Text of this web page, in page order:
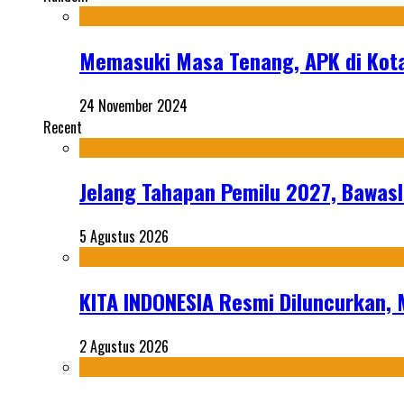
Memasuki Masa Tenang, APK di
24 November 2024
Recent
Jelang Tahapan Pemilu 2027,
5 Agustus 2026
KITA INDONESIA Resmi
2 Agustus 2026